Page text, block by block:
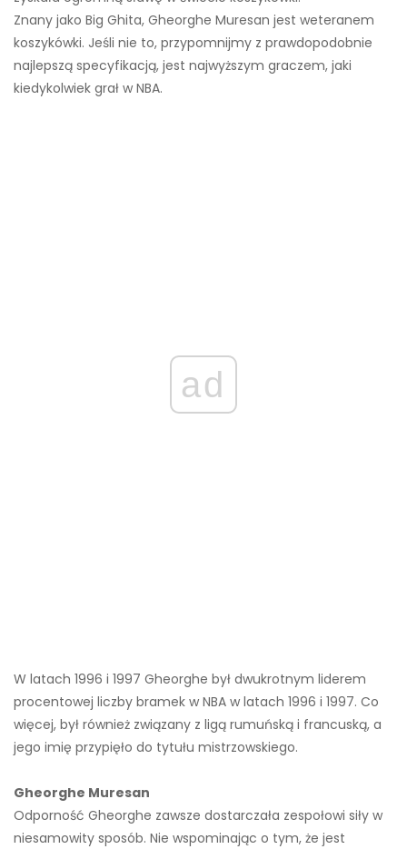
Znany jako Big Ghita, Gheorghe Muresan jest weteranem
koszykówki. Jeśli nie to, przypomnijmy z prawdopodobnie
najlepszą specyfikacją, jest najwyższym graczem, jaki
kiedykolwiek grał w NBA.
ad
W latach 1996 i 1997 Gheorghe był dwukrotnym liderem
procentowej liczby bramek w NBA w latach 1996 i 1997. Co
więcej, był również związany z ligą rumuńską i francuską, a
jego imię przypięło do tytułu mistrzowskiego.
Gheorghe Muresan
Odporność Gheorghe zawsze dostarczała zespołowi siły w
niesamowity sposób. Nie wspominając o tym, że jest